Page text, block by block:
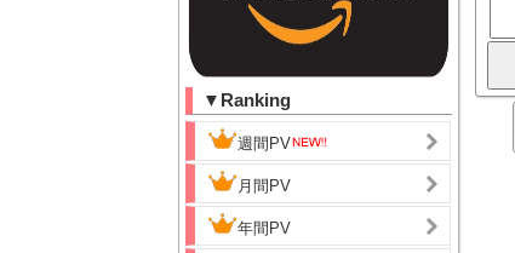
▼Ranking
週間PV
月間PV
年間PV